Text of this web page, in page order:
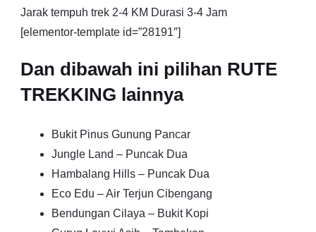
Jarak tempuh trek 2-4 KM Durasi 3-4 Jam
[elementor-template id=”28191″]
Dan dibawah ini pilihan RUTE
TREKKING lainnya
Bukit Pinus Gunung Pancar
Jungle Land – Puncak Dua
Hambalang Hills – Puncak Dua
Eco Edu – Air Terjun Cibengang
Bendungan Cilaya – Bukit Kopi